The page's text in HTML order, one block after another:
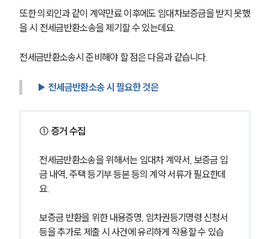
또한 의뢰인과 같이 계약만료 이후에도 임대차보증금을 받지 못했
을 시 전세금반환소송을 제기할 수 있는데요.
전세금반환소송시 준비해야 할 점은 다음과 같습니다.
▶ 전세금반환소송 시 필요한 것은
① 증거 수집
전세금반환소송을 위해서는 임대차 계약서, 보증금 입
금 내역, 주택 등기부 등본 등의 계약 서류가 필요한데
요.
보증금 반환을 위한 내용증명, 임차권등기명령 신청서
등을 추가로 제출 시 사건에 유리하게 작용할 수 있습